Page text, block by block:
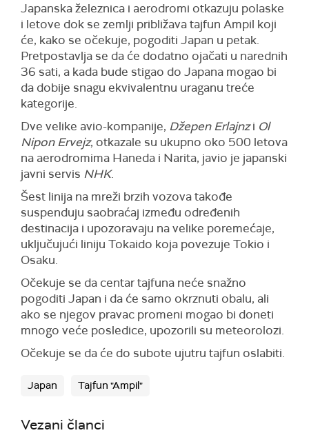
Japanska železnica i aerodromi otkazuju polaske
i letove dok se zemlji približava tajfun Ampil koji
će, kako se očekuje, pogoditi Japan u petak.
Pretpostavlja se da će dodatno ojačati u narednih
36 sati, a kada bude stigao do Japana mogao bi
da dobije snagu ekvivalentnu uraganu treće
kategorije.
Dve velike avio-kompanije, Džepen Erlajnzi Ol
Nipon Ervejz, otkazale su ukupno oko 500 letova
na aerodromima Haneda i Narita, javio je japanski
javni servis NHK.
Šest linija na mreži brzih vozova takođe
suspenduju saobraćaj između određenih
destinacija i upozoravaju na velike poremećaje,
uključujući liniju Tokaido koja povezuje Tokio i
Osaku.
Očekuje se da centar tajfuna neće snažno
pogoditi Japan i da će samo okrznuti obalu, ali
ako se njegov pravac promeni mogao bi doneti
mnogo veće posledice, upozorili su meteorolozi.
Očekuje se da će do subote ujutru tajfun oslabiti.
Japan Tajfun "Ampil"
Vezani članci